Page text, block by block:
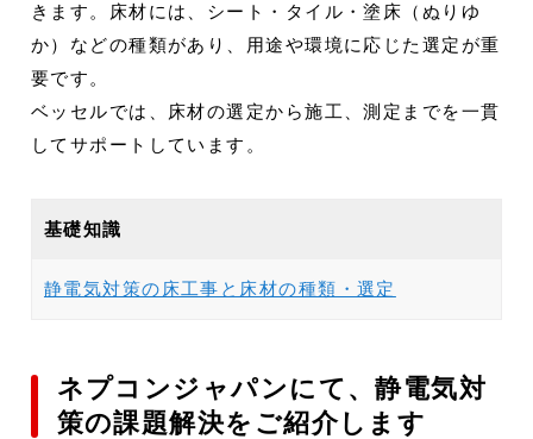
きます。床材には、シート・タイル・塗床（ぬりゆ
か）などの種類があり、用途や環境に応じた選定が重
要です。
ベッセルでは、床材の選定から施工、測定までを一貫
してサポートしています。
基礎知識
静電気対策の床工事と床材の種類・選定
ネプコンジャパンにて、静電気対
策の課題解決をご紹介します